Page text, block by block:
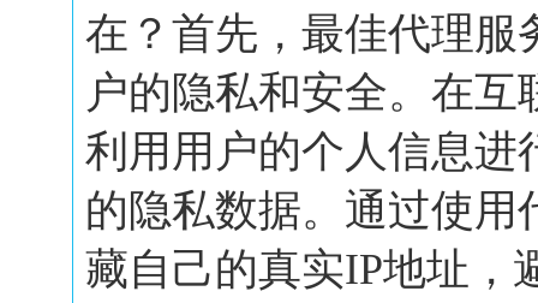
在？首先，最佳代理服
户的隐私和安全。在
利用用户的个人信息进
的隐私数据。通过使
藏自己的真实IP地址，